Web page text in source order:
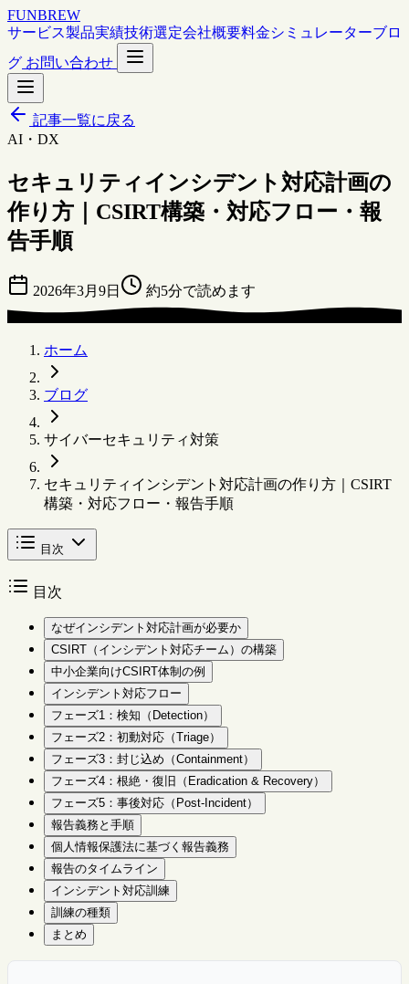
FUNBREW
サービス製品実績技術選定会社概要料金シミュレーターブロ
グ お問い合わせ
記事一覧に戻る
AI・DX
セキュリティインシデント対応計画の
作り方｜CSIRT構築・対応フロー・報
告手順
2026年3月9日 約5分で読めます
ホーム
ブログ
サイバーセキュリティ対策
セキュリティインシデント対応計画の作り方｜CSIRT
構築・対応フロー・報告手順
目次
目次
なぜインシデント対応計画が必要か
CSIRT（インシデント対応チーム）の構築
中小企業向けCSIRT体制の例
インシデント対応フロー
フェーズ1：検知（Detection）
フェーズ2：初動対応（Triage）
フェーズ3：封じ込め（Containment）
フェーズ4：根絶・復旧（Eradication & Recovery）
フェーズ5：事後対応（Post-Incident）
報告義務と手順
個人情報保護法に基づく報告義務
報告のタイムライン
インシデント対応訓練
訓練の種類
まとめ